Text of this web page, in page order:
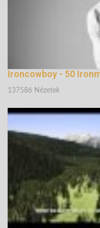
Ironcowboy - 50
137586 Nézetek